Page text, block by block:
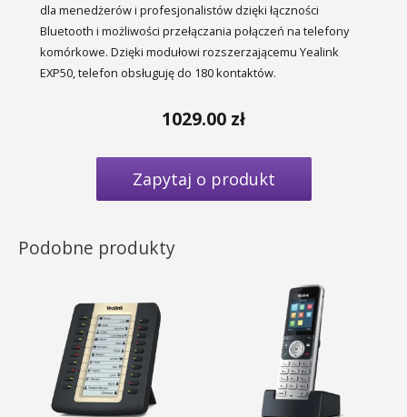
dla menedżerów i profesjonalistów dzięki łączności
Bluetooth i możliwości przełączania połączeń na telefony
komórkowe. Dzięki modułowi rozszerzającemu Yealink
EXP50, telefon obsługuję do 180 kontaktów.
1029.00 zł
Zapytaj o produkt
Podobne produkty